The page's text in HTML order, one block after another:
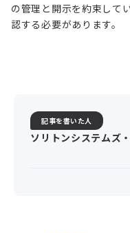
の管理と開示を約束して
認する必要があります。
記事を書いた人
ソリトンシステムズ